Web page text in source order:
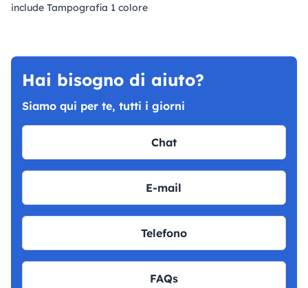
include Tampografia 1 colore
Hai bisogno di aiuto?
Siamo qui per te, tutti i giorni
Chat
E-mail
Telefono
FAQs